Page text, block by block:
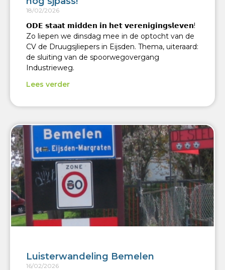
18/02/2026
𝗢𝗗𝗘 𝘀𝘁𝗮𝗮𝘁 𝗺𝗶𝗱𝗱𝗲𝗻 𝗶𝗻 𝗵𝗲𝘁 𝘃𝗲𝗿𝗲𝗻𝗶𝗴𝗶𝗻𝗴𝘀𝗹𝗲𝘃𝗲𝗻!
Zo liepen we dinsdag mee in de optocht van de
CV de Druugsjliepers in Eijsden. Thema, uiteraard:
de sluiting van de spoorwegovergang
Industrieweg.
Lees verder
Luisterwandeling Bemelen
16/02/2026